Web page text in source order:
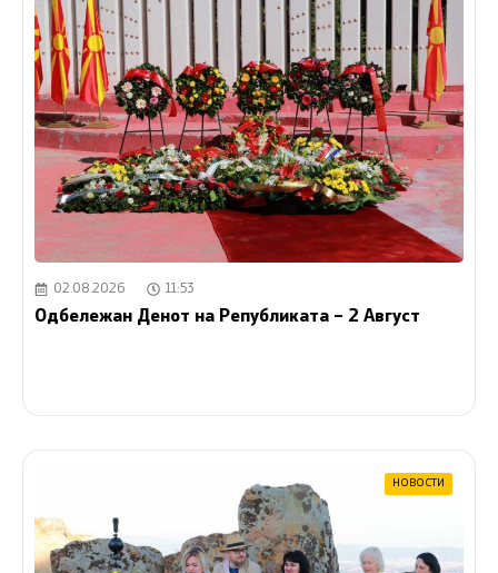
02.08.2026 11:53
Одбележан Денот на Републиката – 2 Август
НОВОСТИ